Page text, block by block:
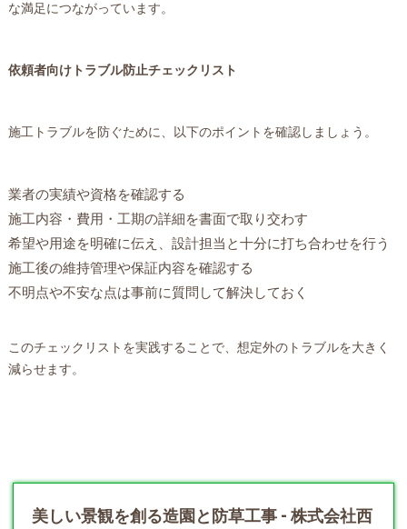
な満足につながっています。
依頼者向けトラブル防止チェックリスト
施工トラブルを防ぐために、以下のポイントを確認しましょう。
業者の実績や資格を確認する
施工内容・費用・工期の詳細を書面で取り交わす
希望や用途を明確に伝え、設計担当と十分に打ち合わせを行う
施工後の維持管理や保証内容を確認する
不明点や不安な点は事前に質問して解決しておく
このチェックリストを実践することで、想定外のトラブルを大きく
減らせます。
美しい景観を創る造園と防草工事 - 株式会社西